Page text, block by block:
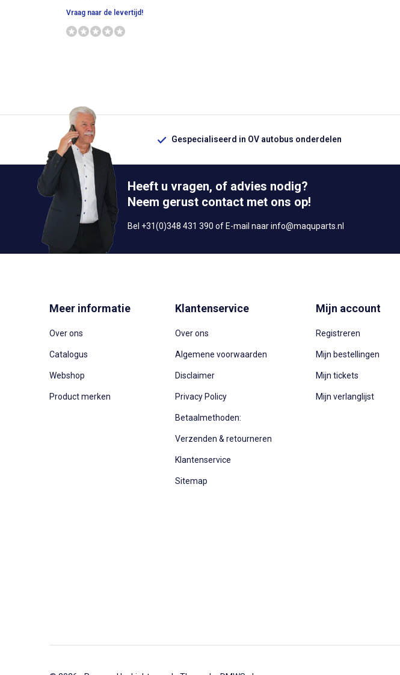
Vraag naar de levertijd!
Gespecialiseerd in OV autobus onderdelen
Heeft u vragen, of advies nodig?
Neem gerust contact met ons op!
Bel +31(0)348 431 390 of E-mail naarinfo@maquparts.nl
Meer informatie
Over ons
Catalogus
Webshop
Product merken
Klantenservice
Over ons
Algemene voorwaarden
Disclaimer
Privacy Policy
Betaalmethoden:
Verzenden & retourneren
Klantenservice
Sitemap
Mijn account
Registreren
Mijn bestellingen
Mijn tickets
Mijn verlanglijst